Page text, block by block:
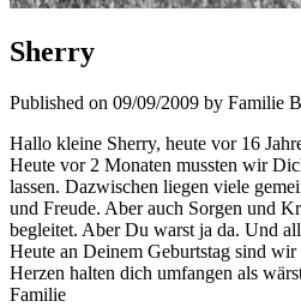
Sherry
Published on 09/09/2009 by Familie
Hallo kleine Sherry, heute vor 16
Heute vor 2 Monaten mussten wir
lassen. Dazwischen liegen viele
und Freude. Aber auch Sorgen und
begleitet. Aber Du warst ja da. Und
Heute an Deinem Geburtstag sind wir
Herzen halten dich umfangen als
Familie